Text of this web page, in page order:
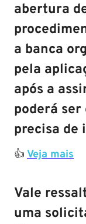
abertura
a banca
pela
após a
poderá
precisa de
👍 Veja mais
Vale
uma